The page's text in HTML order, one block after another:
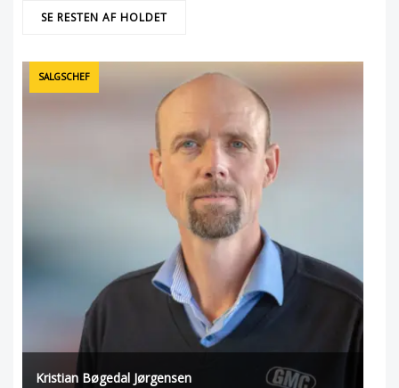
SE RESTEN AF HOLDET
SALGSCHEF
Kristian Bøgedal Jørgensen